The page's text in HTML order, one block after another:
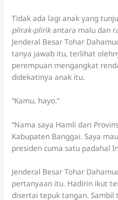
Tidak ada lagi anak yang
plirak-plirikantara malu dan
Jenderal Besar Tohar
tanya jawab itu, terlihat
perempuan mengangkat
didekatinya anak itu.
“Kamu, hayo.”
“Nama saya Hamli dari
Kabupaten Banggai. Saya
presiden cuma satu padahal
Jenderal Besar Tohar
pertanyaan itu. Hadirin ikut
disertai tepuk tangan. Sambil